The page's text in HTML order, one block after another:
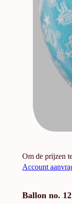
Om de prijzen
Account
Ballon no.